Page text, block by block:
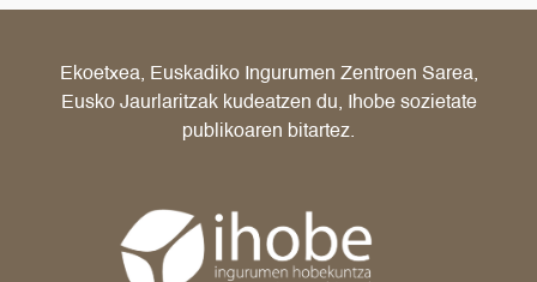
Ekoetxea, Euskadiko Ingurumen Zentroen Sarea,
Eusko Jaurlaritzak kudeatzen du, Ihobe sozietate
publikoaren bitartez.